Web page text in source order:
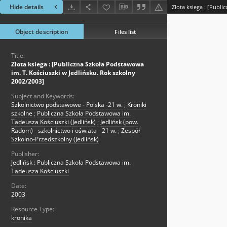
Hide details
Object description Files list
Title:
Złota ksiega : [Publiczna Szkoła Podstawowa
im. T. Kościuszki w Jedlińsku. Rok szkolny
2002/2003]
Subject and Keywords:
Szkolnictwo podstawowe - Polska -21 w. ; Kroniki
szkolne ; Publiczna Szkoła Podstawowa im.
Tadeusza Kościuszki (Jedlińsk) ; Jedlińsk (pow.
Radom) - szkolnictwo i oświata - 21 w. ; Zespół
Szkolno-Przedszkolny (Jedlińsk)
Publisher:
Jedlińsk : Publiczna Szkoła Podstawowa im.
Tadeusza Kościuszki
Date:
2003
Resource Type:
kronika